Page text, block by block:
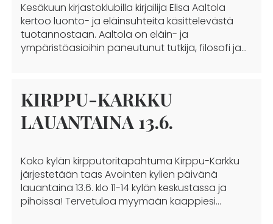
Kesäkuun kirjastoklubilla kirjailija Elisa Aaltola
kertoo luonto- ja eläinsuhteita käsittelevästä
tuotannostaan. Aaltola on eläin- ja
ympäristöasioihin paneutunut tutkija, filosofi ja…
KIRPPU-KARKKU
LAUANTAINA 13.6.
Koko kylän kirpputoritapahtuma Kirppu-Karkku
järjestetään taas Avointen kylien päivänä
lauantaina 13.6. klo 11-14 kylän keskustassa ja
pihoissa! Tervetuloa myymään kaappiesi…